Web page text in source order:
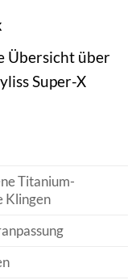
Übersicht über
Super-X
Titanium-
Klingen